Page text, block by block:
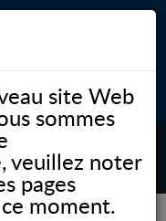
site Web
sommes
veuillez noter
pages
moment.
A- A+ English
MENU